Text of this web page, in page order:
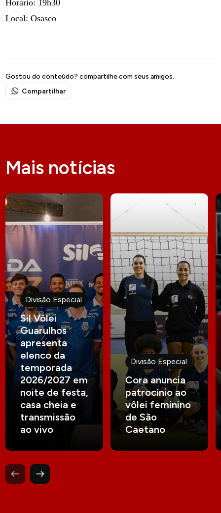
Horário: 19h30
Local: Osasco
Gostou do conteúdo? compartilhe com seus amigos.
Compartilhar
Mais notícias
Divisão Especial
Sil Vôlei
Guarulhos
apresenta
elenco da
temporada
2026/2027 em
noite de festa,
casa cheia e
transmissão
ao vivo
Divisão Especial
Cora anuncia
patrocínio ao
vôlei feminino
de São
Caetano